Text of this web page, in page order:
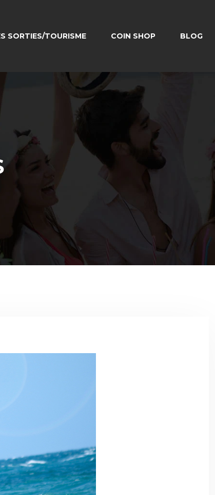
SORTIES/TOURISME COIN SHOP BLOG